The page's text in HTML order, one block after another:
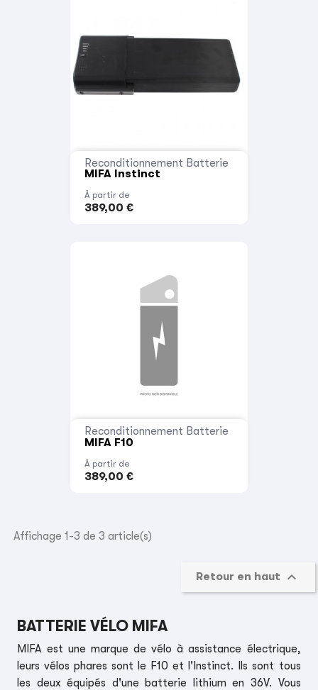
Reconditionnement Batterie
MIFA Instinct
À partir de
389,00 €
Reconditionnement Batterie
MIFA F10
À partir de
389,00 €
Affichage 1-3 de 3 article(s)
Retour en haut 
BATTERIE VÉLO MIFA
MIFA est une marque de vélo à assistance électrique,
leurs vélos phares sont le F10 et l'Instinct. Ils sont tous
les deux équipés d'une batterie lithium en 36V. Vous